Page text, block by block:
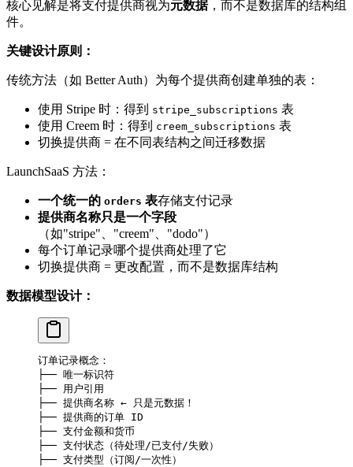
核心见解是将支付提供商视为元数据，而不是数据库的结构组
件。
关键设计原则：
传统方法（如 Better Auth）为每个提供商创建单独的表：
使用 Stripe 时：得到 stripe_subscriptions 表
使用 Creem 时：得到 creem_subscriptions 表
切换提供商 = 在不同表结构之间迁移数据
LaunchSaaS 方法：
一个统一的 orders 表存储支付记录
提供商名称只是一个字段
（如"stripe"、"creem"、"dodo"）
每个订单记录哪个提供商处理了它
切换提供商 = 更改配置，而不是数据库结构
数据模型设计：
订单记录概念：
├── 唯一标识符
├── 用户引用
├── 提供商名称 ← 只是元数据！
├── 提供商的订单 ID
├── 支付金额和货币
├── 支付状态（待处理/已支付/失败）
├── 支付类型（订阅/一次性）